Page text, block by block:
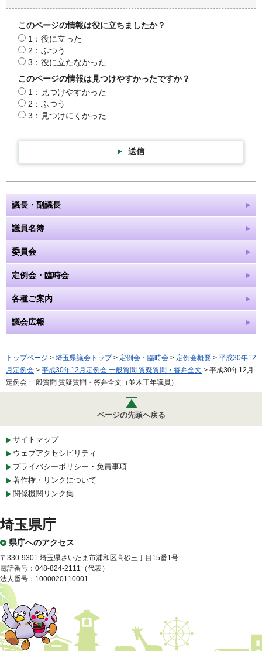
このページの情報は役に立ちましたか？
1：役に立った
2：ふつう
3：役に立たなかった
このページの情報は見つけやすかったですか？
1：見つけやすかった
2：ふつう
3：見つけにくかった
送信
議長・副議長
議員名簿
委員会
定例会・臨時会
各種ご案内
議会広報
トップページ > 埼玉県議会トップ> 定例会・臨時会 > 定例会概要 > 平成30年12
月定例会 > 平成30年12月定例会 一般質問 質疑質問・答弁全文 > 平成30年12月
定例会 一般質問 質疑質問・答弁全文（並木正年議員）
ページの先頭へ戻る
サイトマップ
ウェブアクセシビリティ
プライバシーポリシー・免責事項
著作権・リンクについて
関係機関リンク集
埼玉県庁
県庁へのアクセス
〒330-9301 埼玉県さいたま市浦和区高砂三丁目15番1号
電話番号：048-824-2111（代表）
法人番号：1000020110001